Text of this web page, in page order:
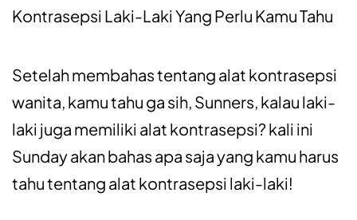
Kontrasepsi Laki-Laki Yang Perlu Kamu Tahu
Setelah membahas tentang alat kontrasepsi
wanita, kamu tahu ga sih, Sunners, kalau laki-
laki juga memiliki alat kontrasepsi? kali ini
Sunday akan bahas apa saja yang kamu harus
tahu tentang alat kontrasepsi laki-laki!